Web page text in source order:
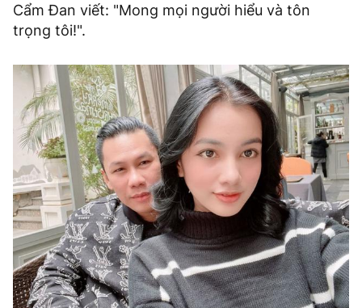
Cẩm Đan viết: "Mong mọi người hiểu và tôn
trọng tôi!".